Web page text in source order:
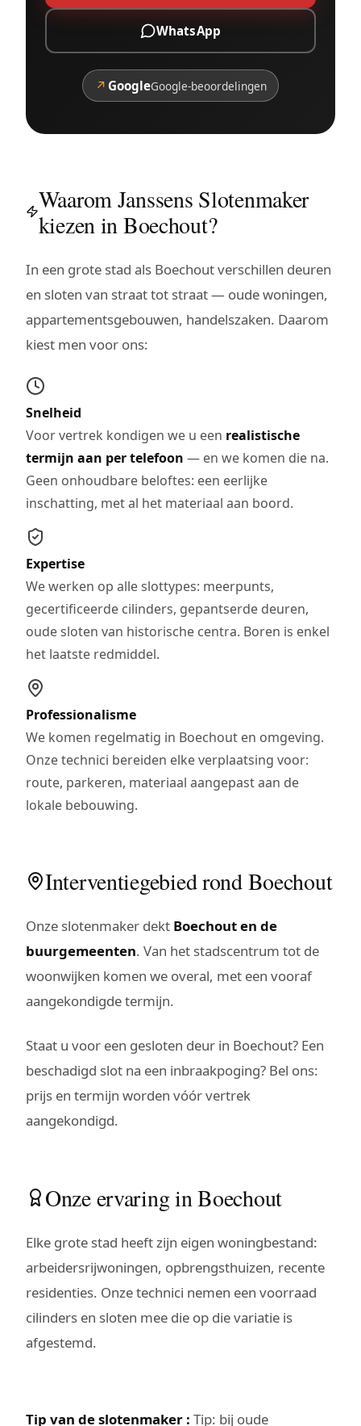
WhatsApp
↗ GoogleGoogle-beoordelingen
Waarom Janssens Slotenmaker
kiezen in Boechout?
In een grote stad als Boechout verschillen deuren
en sloten van straat tot straat — oude woningen,
appartementsgebouwen, handelszaken. Daarom
kiest men voor ons:
Snelheid
Voor vertrek kondigen we u een realistische
termijn aan per telefoon — en we komen die na.
Geen onhoudbare beloftes: een eerlijke
inschatting, met al het materiaal aan boord.
Expertise
We werken op alle slottypes: meerpunts,
gecertificeerde cilinders, gepantserde deuren,
oude sloten van historische centra. Boren is enkel
het laatste redmiddel.
Professionalisme
We komen regelmatig in Boechout en omgeving.
Onze technici bereiden elke verplaatsing voor:
route, parkeren, materiaal aangepast aan de
lokale bebouwing.
Interventiegebied rond Boechout
Onze slotenmaker dekt Boechout en de
buurgemeenten. Van het stadscentrum tot de
woonwijken komen we overal, met een vooraf
aangekondigde termijn.
Staat u voor een gesloten deur in Boechout? Een
beschadigd slot na een inbraakpoging? Bel ons:
prijs en termijn worden vóór vertrek
aangekondigd.
Onze ervaring in Boechout
Elke grote stad heeft zijn eigen woningbestand:
arbeidersrijwoningen, opbrengsthuizen, recente
residenties. Onze technici nemen een voorraad
cilinders en sloten mee die op die variatie is
afgestemd.
Tip van de slotenmaker : Tip: bij oude